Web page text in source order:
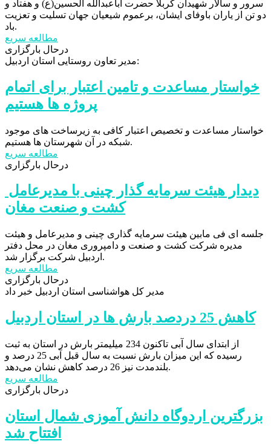
سرور و سالار شهیدان کربلا حضرت اباعبدالله الحسین(ع) و هفتاد و
دو تن از یاران باوفای ایشان، برعموم شیعیان جهان تسلیت و تعزیت
باد.
مطالعه سریع
درحال بارگزاری
مدیر تعاون روستایی استان اردبیل:
خواستار مساعدت و تامین اعتبار برای اتمام
پروژه ها هستیم
خواستار مساعدت و تخصیص اعتبار کافی به زیرساخت های موجود
شبکه در آن شهرستان ها هستیم.
مطالعه سریع
درحال بارگزاری
کشت و صنعت مغان
جلسه ای فی مابین هیئت سرمایه گذاری چینی و مدیرعامل و هیئت
مدیره شرکت کشت و صنعت و دامپروری مغان در محل دفتر
اردبیل شرکت برگزار شد.
مطالعه سریع
درحال بارگزاری
مدیر کل هواشناسی استان اردبیل خبر داد
کاهش 25 دردصد بارش ها در استان اردبیل
از ابتدای سال آبی تاکنون 234 میلیمتر بارش در استان به ثبت
رسیده که این میزان بارش نسبت به سال قبل آبی 25 درصد و
بلندمدت نیز 26 درصد کاهش نشان می‌دهد.
مطالعه سریع
درحال بارگزاری
بزرگترین اردوگاه دانش آموزی شمال استان
افتتاح شد